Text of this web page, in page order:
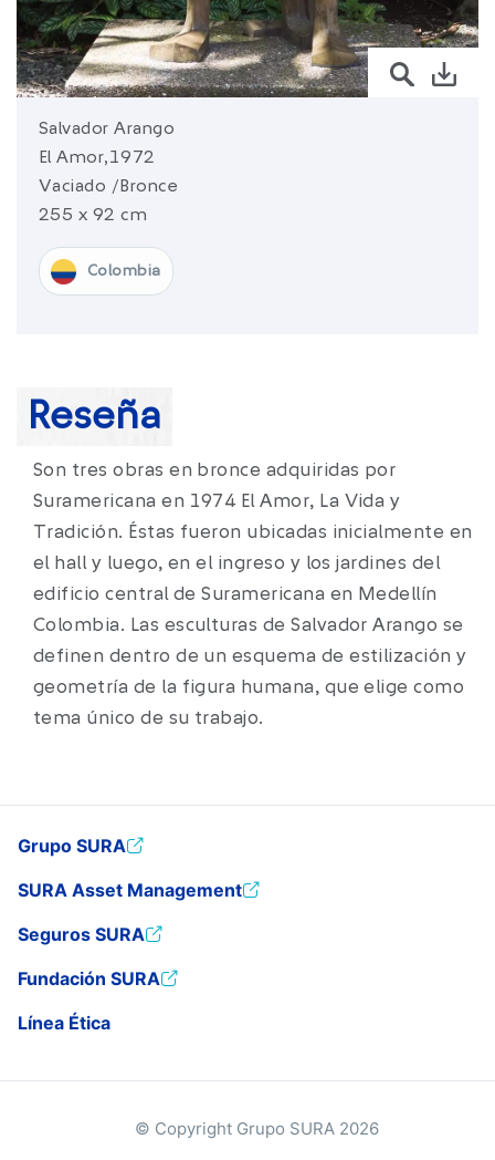
Salvador Arango
El Amor,1972
Vaciado /Bronce
255 x 92 cm
Colombia
Reseña
Son tres obras en bronce adquiridas por
Suramericana en 1974 El Amor, La Vida y
Tradición. Éstas fueron ubicadas inicialmente en
el hall y luego, en el ingreso y los jardines del
edificio central de Suramericana en Medellín
Colombia. Las esculturas de Salvador Arango se
definen dentro de un esquema de estilización y
geometría de la figura humana, que elige como
tema único de su trabajo.
Grupo SURA
SURA Asset Management
Seguros SURA
Fundación SURA
Línea Ética
© Copyright Grupo SURA 2026